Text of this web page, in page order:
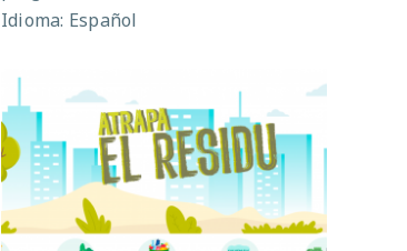
Idioma: Español
Atrapa el residuo